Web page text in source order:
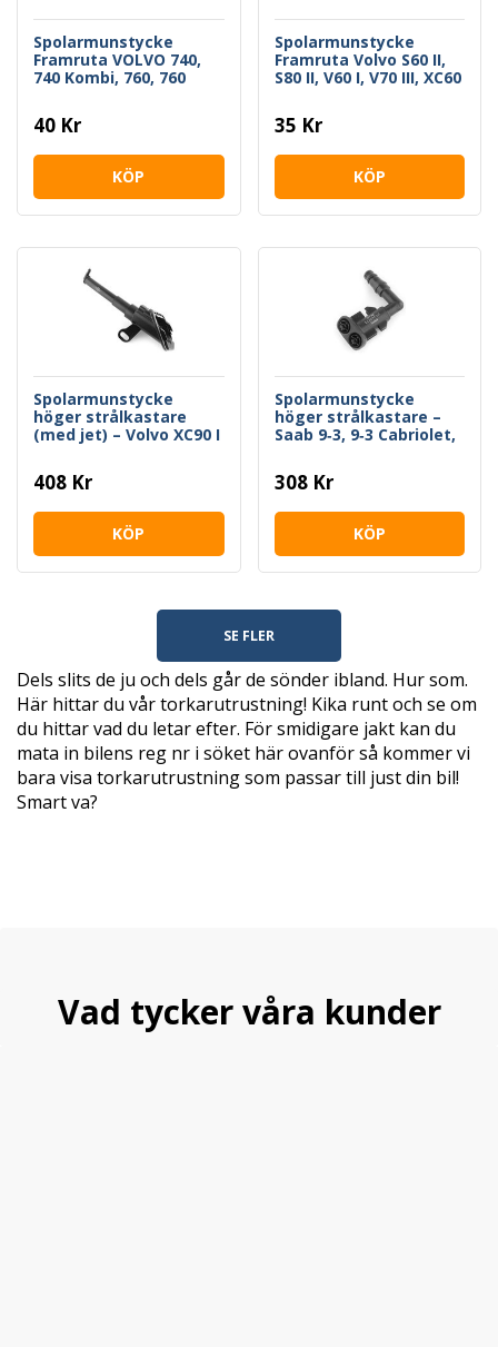
Spolarmunstycke
Framruta VOLVO 740,
740 Kombi, 760, 760
40 Kr
KÖP
Spolarmunstycke
Framruta Volvo S60 II,
S80 II, V60 I, V70 III, XC60
35 Kr
KÖP
Spolarmunstycke
höger strålkastare
(med jet) – Volvo XC90 I
408 Kr
KÖP
Spolarmunstycke
höger strålkastare –
Saab 9‑3, 9‑3 Cabriolet,
308 Kr
KÖP
SE FLER
Dels slits de ju och dels går de sönder ibland. Hur som.
Här hittar du vår torkarutrustning! Kika runt och se om
du hittar vad du letar efter. För smidigare jakt kan du
mata in bilens reg nr i söket här ovanför så kommer vi
bara visa torkarutrustning som passar till just din bil!
Smart va?
Vad tycker våra kunder